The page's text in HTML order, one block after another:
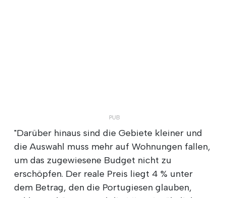
"Darüber hinaus sind die Gebiete kleiner und
die Auswahl muss mehr auf Wohnungen fallen,
um das zugewiesene Budget nicht zu
erschöpfen. Der reale Preis liegt 4 % unter
dem Betrag, den die Portugiesen glauben,